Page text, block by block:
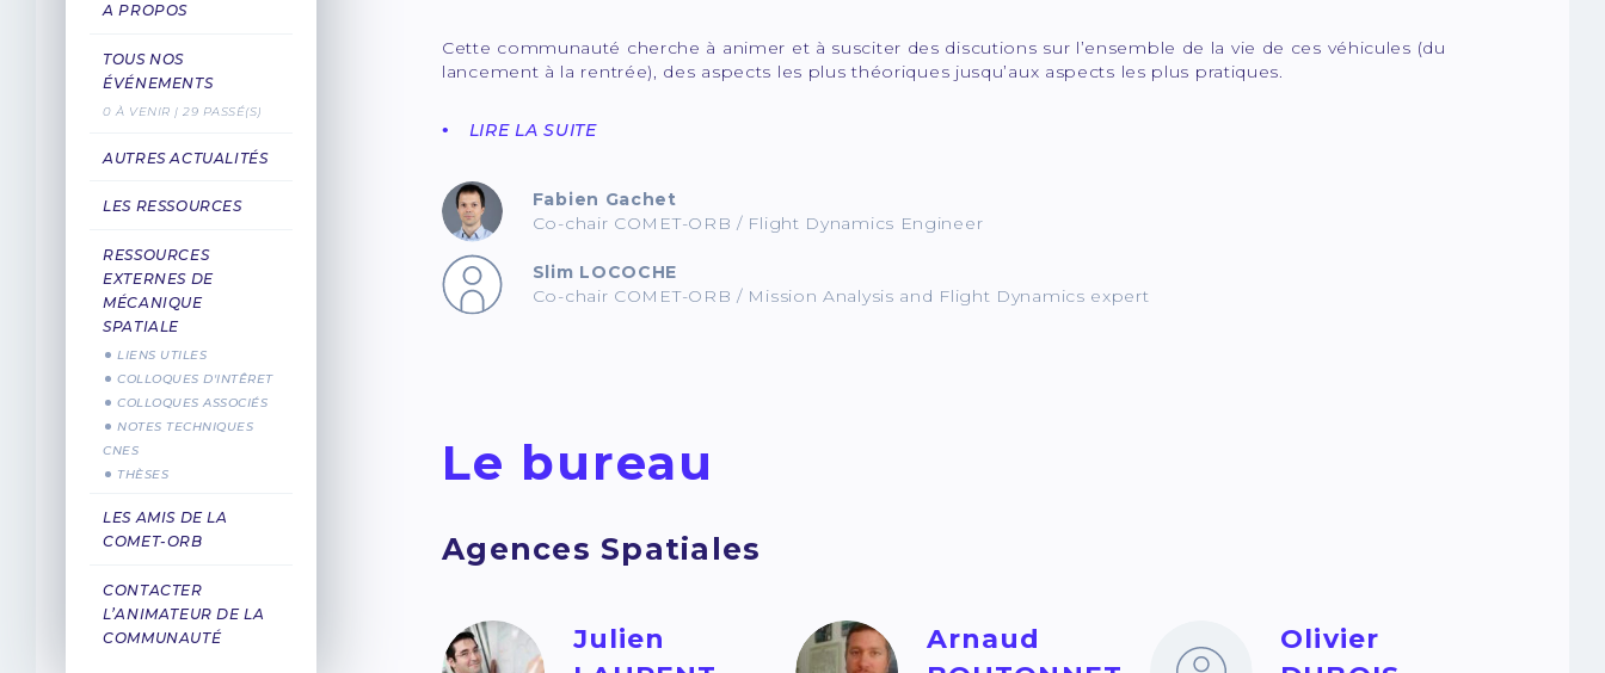
A PROPOS
TOUS NOS
ÉVÉNEMENTS
0 À VENIR | 29 PASSÉ(S)
AUTRES ACTUALITÉS
LES RESSOURCES
RESSOURCES
EXTERNES DE
MÉCANIQUE
SPATIALE
LIENS UTILES
COLLOQUES D'INTÊRET
COLLOQUES ASSOCIÉS
NOTES TECHNIQUES
CNES
THÈSES
LES AMIS DE LA
COMET-ORB
CONTACTER
L’ANIMATEUR DE LA
COMMUNAUTÉ
Cette communauté cherche à animer et à susciter des discutions sur l’ensemble de la vie de ces véhicules (du
lancement à la rentrée), des aspects les plus théoriques jusqu’aux aspects les plus pratiques.
LIRE LA SUITE
Fabien Gachet
Co-chair COMET-ORB / Flight Dynamics Engineer
Slim LOCOCHE
Co-chair COMET-ORB / Mission Analysis and Flight Dynamics expert
Le bureau
Agences Spatiales
Julien
Arnaud
Olivier